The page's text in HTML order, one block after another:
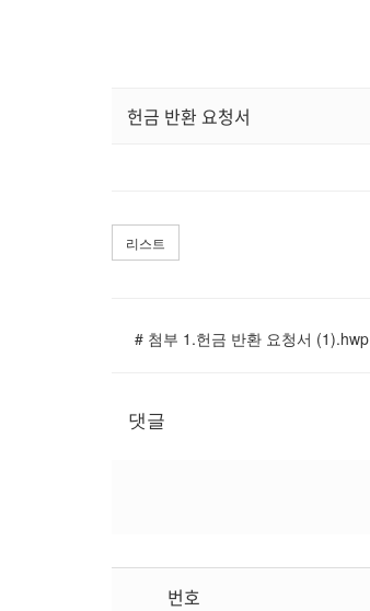
목현동
헌금 반환 요청서
리스트
# 첨부 1.헌금 반환 요청서 (1).hwp
댓글
번호